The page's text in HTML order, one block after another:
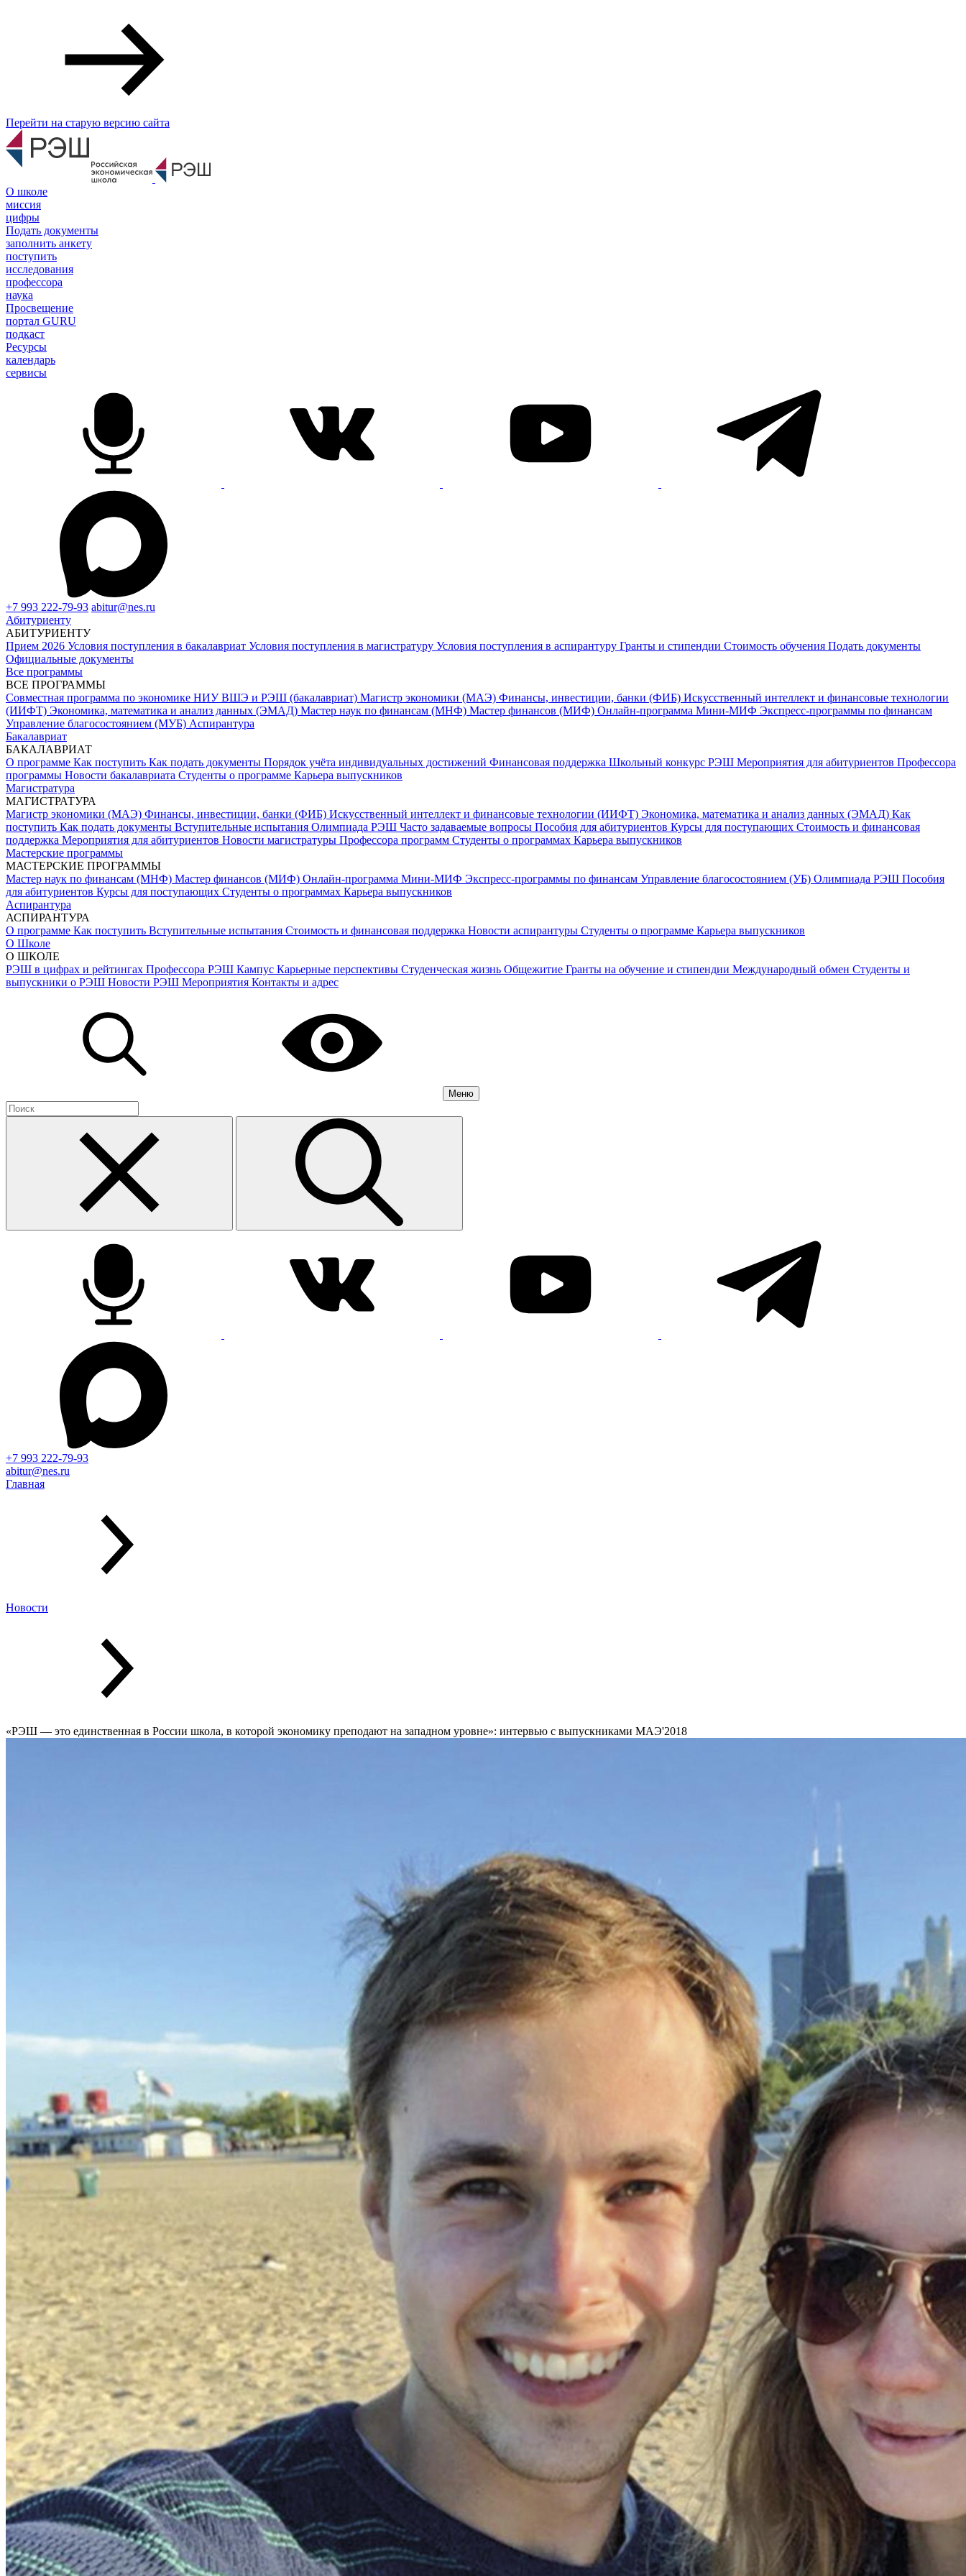
Перейти на старую версию сайта
О школе
миссия
цифры
Подать документы
заполнить анкету
поступить
исследования
профессора
наука
Просвещение
портал GURU
подкаст
Ресурсы
календарь
сервисы
+7 993 222-79-93 abitur@nes.ru
Абитуриенту
АБИТУРИЕНТУ
Прием 2026 Условия поступления в бакалавриат Условия поступления в магистратуру Условия поступления в аспирантуру Гранты и стипендии Стоимость обучения Подать документы
Официальные документы
Все программы
ВСЕ ПРОГРАММЫ
Совместная программа по экономике НИУ ВШЭ и РЭШ (бакалавриат) Магистр экономики (МАЭ) Финансы, инвестиции, банки (ФИБ) Искусственный интеллект и финансовые технологии
(ИИФТ) Экономика, математика и анализ данных (ЭМАД) Мастер наук по финансам (МНФ) Мастер финансов (МИФ) Онлайн-программа Мини-МИФ Экспресс-программы по финансам
Управление благосостоянием (МУБ) Аспирантура
Бакалавриат
БАКАЛАВРИАТ
О программе Как поступить Как подать документы Порядок учёта индивидуальных достижений Финансовая поддержка Школьный конкурс РЭШ Мероприятия для абитуриентов Профессора
программы Новости бакалавриата Студенты о программе Карьера выпускников
Магистратура
МАГИСТРАТУРА
Магистр экономики (МАЭ) Финансы, инвестиции, банки (ФИБ) Искусственный интеллект и финансовые технологии (ИИФТ) Экономика, математика и анализ данных (ЭМАД) Как
поступить Как подать документы Вступительные испытания Олимпиада РЭШ Часто задаваемые вопросы Пособия для абитуриентов Курсы для поступающих Стоимость и финансовая
поддержка Мероприятия для абитуриентов Новости магистратуры Профессора программ Студенты о программах Карьера выпускников
Мастерские программы
МАСТЕРСКИЕ ПРОГРАММЫ
Мастер наук по финансам (МНФ) Мастер финансов (МИФ) Онлайн-программа Мини-МИФ Экспресс-программы по финансам Управление благосостоянием (УБ) Олимпиада РЭШ Пособия
для абитуриентов Курсы для поступающих Студенты о программах Карьера выпускников
Аспирантура
АСПИРАНТУРА
О программе Как поступить Вступительные испытания Стоимость и финансовая поддержка Новости аспирантуры Студенты о программе Карьера выпускников
О Школе
О ШКОЛЕ
РЭШ в цифрах и рейтингах Профессора РЭШ Кампус Карьерные перспективы Студенческая жизнь Общежитие Гранты на обучение и стипендии Международный обмен Студенты и
выпускники о РЭШ Новости РЭШ Мероприятия Контакты и адрес
Меню
+7 993 222-79-93
abitur@nes.ru
Главная
Новости
«РЭШ — это единственная в России школа, в которой экономику преподают на западном уровне»: интервью с выпускниками МАЭ'2018